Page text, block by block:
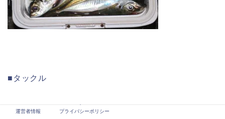
■タックル
ロッド：TFL-63S改
運営者情報 プライバシーポリシー